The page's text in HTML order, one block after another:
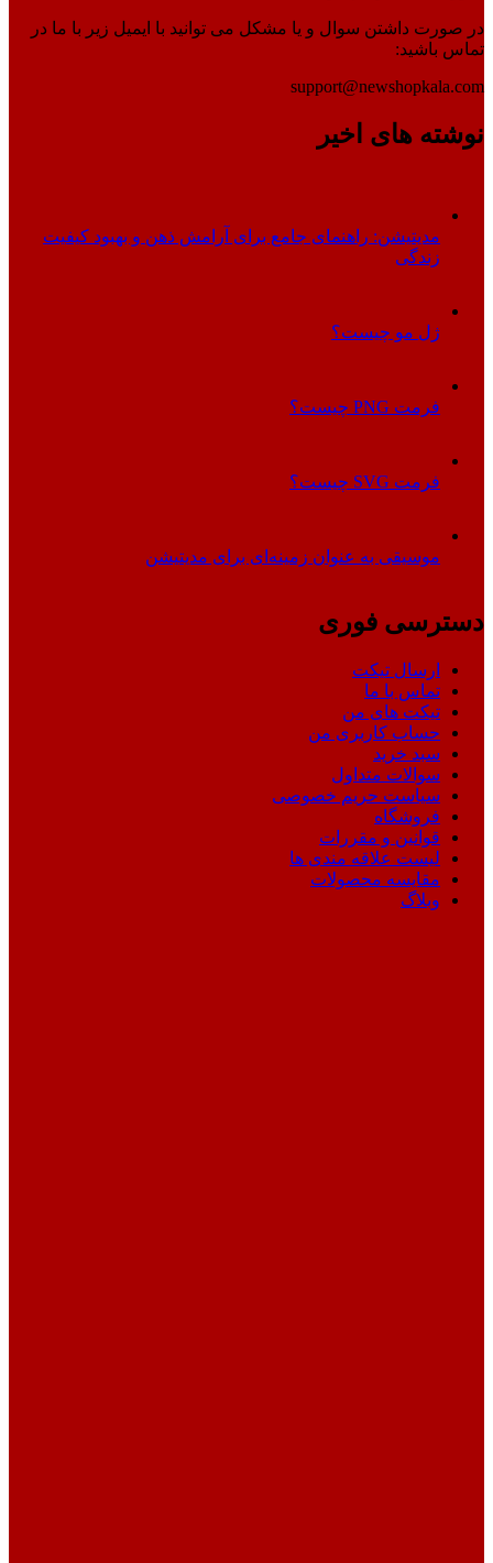
در صورت داشتن سوال و یا مشکل می توانید با ایمیل زیر با ما در
تماس باشید:
support@newshopkala.com
نوشته های اخیر
مدیتیشن: راهنمای جامع برای آرامش ذهن و بهبود کیفیت
زندگی
ژل مو چیست؟
فرمت PNG چیست؟
فرمت SVG چیست؟
موسیقی به عنوان زمینه‌ای برای مدیتیشن
دسترسی فوری
ارسال تیکت
تماس با ما
تیکت های من
حساب کاربری من
سبد خرید
سوالات متداول
سیاست حریم خصوصی
فروشگاه
قوانین و مقررات
لیست علاقه مندی ها
مقایسه محصولات
وبلاگ